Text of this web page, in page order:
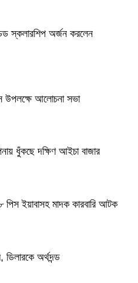
স্কলারশিপ অর্জন করলেন
উপলক্ষে আলোচনা সভা
ধুঁকছে দক্ষিণ আইচা বাজার
পিস ইয়াবাসহ মাদক কারবারি আটক
ডিলারকে অর্থদন্ড